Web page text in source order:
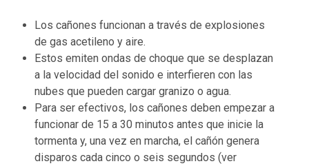
Los cañones funcionan a través de explosiones
de gas acetileno y aire.
Estos emiten ondas de choque que se desplazan
a la velocidad del sonido e interfieren con las
nubes que pueden cargar granizo o agua.
Para ser efectivos, los cañones deben empezar a
funcionar de 15 a 30 minutos antes que inicie la
tormenta y, una vez en marcha, el cañón genera
disparos cada cinco o seis segundos (ver